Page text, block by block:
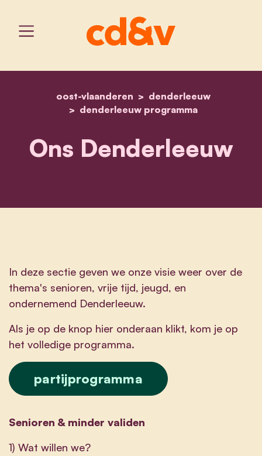
home
oost-vlaanderen
denderleeuw
denderleeuw programma
ons denderleeuw
Ons Denderleeuw
In deze sectie geven we onze visie weer over de
thema's senioren, vrije tijd, jeugd, en
ondernemend Denderleeuw.
Als je op de knop hier onderaan klikt, kom je op
het volledige programma.
partijprogramma
Senioren & minder validen
1) Wat willen we?